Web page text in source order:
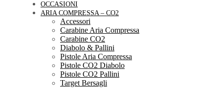
OCCASIONI
ARIA COMPRESSA – CO2
Accessori
Carabine Aria Compressa
Carabine CO2
Diabolo & Pallini
Pistole Aria Compressa
Pistole CO2 Diabolo
Pistole CO2 Pallini
Target Bersagli